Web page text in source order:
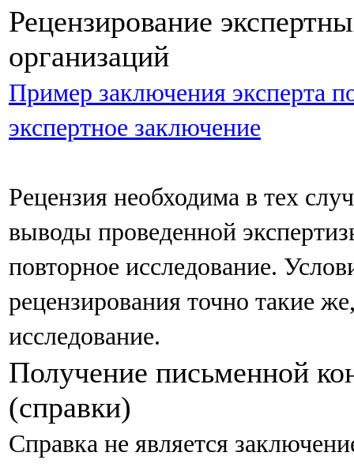
Рецензирование
организаций
Пример заключения эксперта
экспертное заключение
Рецензия необходима в тех
выводы проведенной
повторное исследование.
рецензирования точно такие
исследование.
Получение письменной
(справки)
Справка не является